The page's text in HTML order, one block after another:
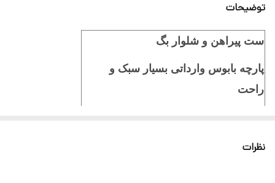
توضیحات
ست پیراهن و شلوار بگ
پارچه بابوس وارداتی بسیار سبک و
راحت
دور سینه 128 سانت
نظرات